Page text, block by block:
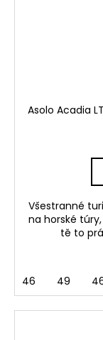
Asolo Acadia
Všestranné
na horské
tě to
46 49